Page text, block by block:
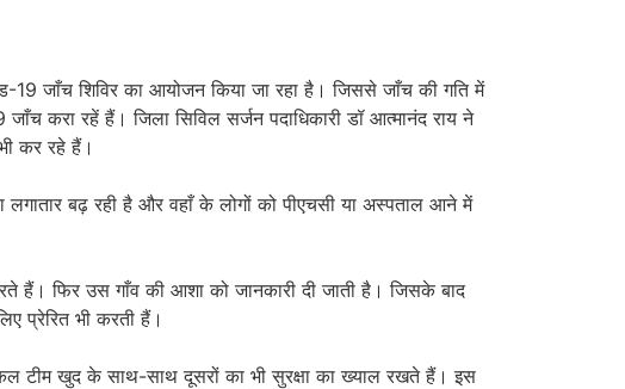
19 जाँच शिविर का आयोजन किया जा रहा है। जिससे जाँच की गति में
करा रहें हैं। जिला सिविल सर्जन पदाधिकारी डॉ आत्मानंद राय ने
कर रहे हैं।
लगातार बढ़ रही है और वहाँ के लोगों को पीएचसी या अस्पताल आने में
हैं। फिर उस गाँव की आशा को जानकारी दी जाती है। जिसके बाद
प्रेरित भी करती हैं।
टीम खुद के साथ-साथ दूसरों का भी सुरक्षा का ख्याल रखते हैं। इस